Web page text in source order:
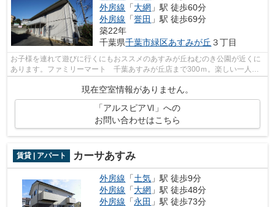
外房線 「大網 」駅 徒歩60分
外房線 「誉田 」駅 徒歩69分
築22年
千葉県千葉市緑区あすみが丘 ３丁目
お子様を連れて遊びに行くにもおススメのあすみが丘ねむのき公園が近くに
あります。ファミリーマート 千葉あすみが丘店まで300ｍ。楽しい一人暮
現在空室情報がありません。
「アルスピアⅥ」への
お問い合わせはこちら
賃貸 | アパート カーサあすみ
外房線 「土気 」駅 徒歩9分
外房線 「大網 」駅 徒歩48分
外房線 「永田 」駅 徒歩73分